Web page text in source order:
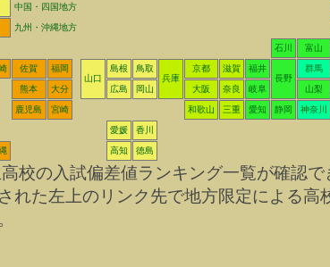
中国・四国地方
九州・沖縄地方
石川 富山
佐賀
福岡
山口
島根
鳥取
兵庫
京都 滋賀
福井
長野
群馬
熊本 大分 広島 岡山 大阪 奈良 岐阜 山梨
鹿児島 宮崎 和歌山 三重 愛知 静岡 神奈川
愛媛 香川
高知 徳島
の入試偏差値ランキング一覧が確認で
れた左上のリンク先で地方限定による